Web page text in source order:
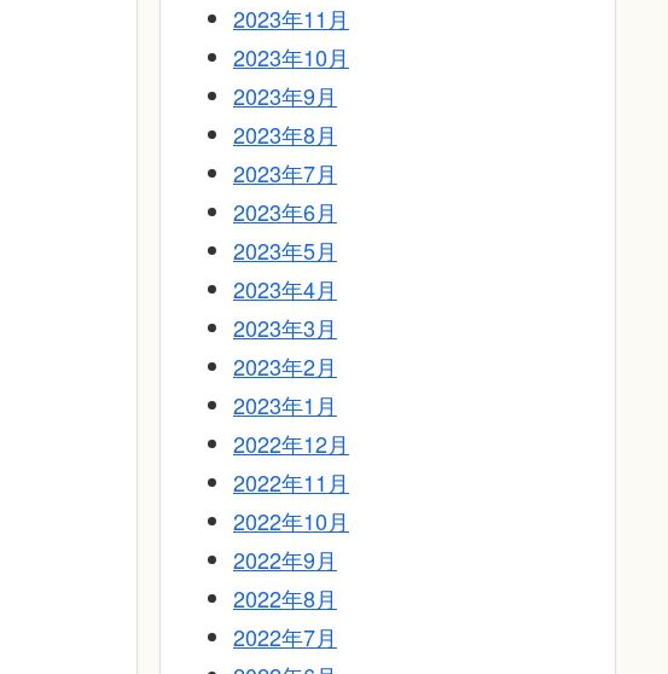
2023年11月
2023年10月
2023年9月
2023年8月
2023年7月
2023年6月
2023年5月
2023年4月
2023年3月
2023年2月
2023年1月
2022年12月
2022年11月
2022年10月
2022年9月
2022年8月
2022年7月